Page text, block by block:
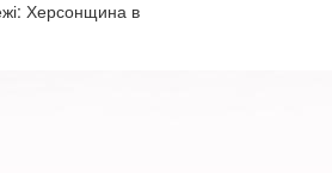
Херсонщина в